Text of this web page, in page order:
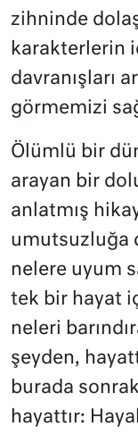
zihninde
karakterlerin
davranışları
görmemizi
Ölümlü bir
arayan bir
anlatmış
umutsuzluğa
nelere uyum
tek bir hayat
neleri
şeyden,
burada
hayattır: